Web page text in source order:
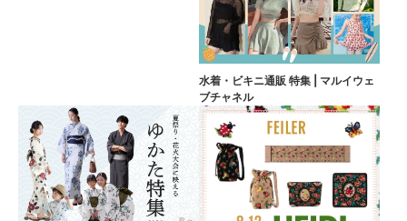
水着・ビキニ通販 特集 | マルイウェ
ブチャネル